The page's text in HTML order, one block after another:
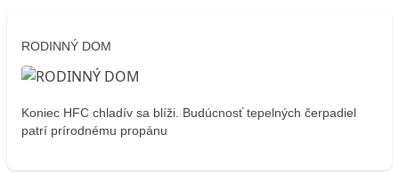
RODINNÝ DOM
Koniec HFC chladív sa blíži. Budúcnosť tepelných čerpadiel
patrí prírodnému propánu